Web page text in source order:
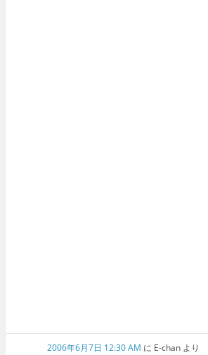
2006年6月7日 12:30 AM に E-chan より